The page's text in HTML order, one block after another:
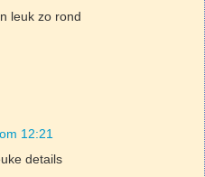
leuk zo rond
12:21
details